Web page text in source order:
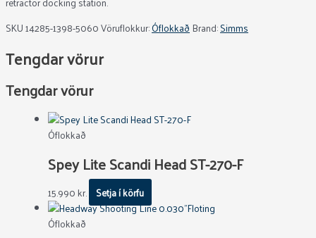
SKU14285-1398-5060Vöruflokkur:Óflokkað Brand:Simms
Tengdar vörur
Tengdar vörur
Óflokkað
Spey Lite Scandi Head ST-270-F
15.990kr. Setja í körfu
Óflokkað